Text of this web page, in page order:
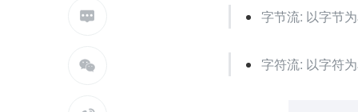


字节流: 以字节
字符流: 以字符